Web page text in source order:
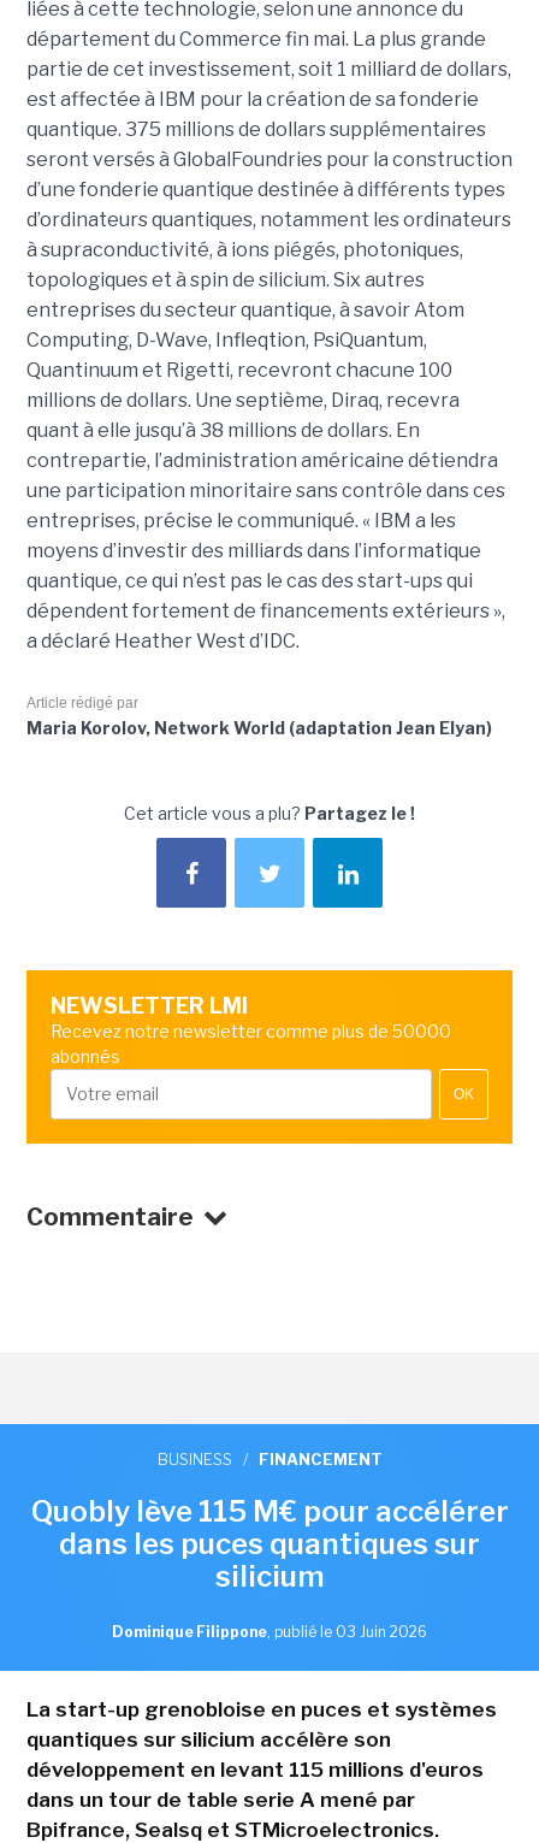
liées à cette technologie, selon une annonce du
département du Commerce fin mai. La plus grande
partie de cet investissement, soit 1 milliard de dollars,
est affectée à IBM pour la création de sa fonderie
quantique. 375 millions de dollars supplémentaires
seront versés à GlobalFoundries pour la construction
d’une fonderie quantique destinée à différents types
d’ordinateurs quantiques, notamment les ordinateurs
à supraconductivité, à ions piégés, photoniques,
topologiques et à spin de silicium. Six autres
entreprises du secteur quantique, à savoir Atom
Computing, D-Wave, Infleqtion, PsiQuantum,
Quantinuum et Rigetti, recevront chacune 100
millions de dollars. Une septième, Diraq, recevra
quant à elle jusqu’à 38 millions de dollars. En
contrepartie, l’administration américaine détiendra
une participation minoritaire sans contrôle dans ces
entreprises, précise le communiqué. « IBM a les
moyens d’investir des milliards dans l’informatique
quantique, ce qui n’est pas le cas des start-ups qui
dépendent fortement de financements extérieurs »,
a déclaré Heather West d’IDC.
Article rédigé par
Maria Korolov, Network World (adaptation Jean Elyan)
Cet article vous a plu? Partagez le !
NEWSLETTER LMI
Recevez notre newsletter comme plus de 50000
abonnés
OK
Commentaire
BUSINESS / FINANCEMENT
Quobly lève 115 M€ pour accélérer
dans les puces quantiques sur
silicium
Dominique Filippone, publié le 03 Juin 2026
La start-up grenobloise en puces et systèmes
quantiques sur silicium accélère son
développement en levant 115 millions d'euros
dans un tour de table serie A mené par
Bpifrance, Sealsq et STMicroelectronics.